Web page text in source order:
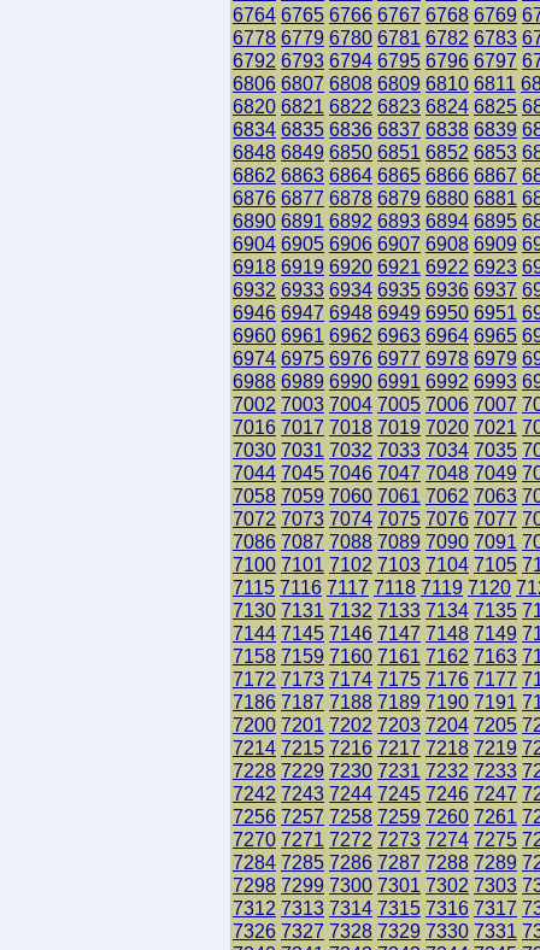
6764 6765 6766 6767 6768 6769
6778 6779 6780 6781 6782 6783
6792 6793 6794 6795 6796 6797
6806 6807 6808 6809 6810 6811
6820 6821 6822 6823 6824 6825
6834 6835 6836 6837 6838 6839
6848 6849 6850 6851 6852 6853
6862 6863 6864 6865 6866 6867
6876 6877 6878 6879 6880 6881
6890 6891 6892 6893 6894 6895
6904 6905 6906 6907 6908 6909
6918 6919 6920 6921 6922 6923
6932 6933 6934 6935 6936 6937
6946 6947 6948 6949 6950 6951
6960 6961 6962 6963 6964 6965
6974 6975 6976 6977 6978 6979
6988 6989 6990 6991 6992 6993
7002 7003 7004 7005 7006 7007
7016 7017 7018 7019 7020 7021
7030 7031 7032 7033 7034 7035
7044 7045 7046 7047 7048 7049
7058 7059 7060 7061 7062 7063
7072 7073 7074 7075 7076 7077
7086 7087 7088 7089 7090 7091
7100 7101 7102 7103 7104 7105
7115 7116 7117 7118 7119 7120
7130 7131 7132 7133 7134 7135
7144 7145 7146 7147 7148 7149
7158 7159 7160 7161 7162 7163
7172 7173 7174 7175 7176 7177
7186 7187 7188 7189 7190 7191
7200 7201 7202 7203 7204 7205
7214 7215 7216 7217 7218 7219
7228 7229 7230 7231 7232 7233
7242 7243 7244 7245 7246 7247
7256 7257 7258 7259 7260 7261
7270 7271 7272 7273 7274 7275
7284 7285 7286 7287 7288 7289
7298 7299 7300 7301 7302 7303
7312 7313 7314 7315 7316 7317
7326 7327 7328 7329 7330 7331